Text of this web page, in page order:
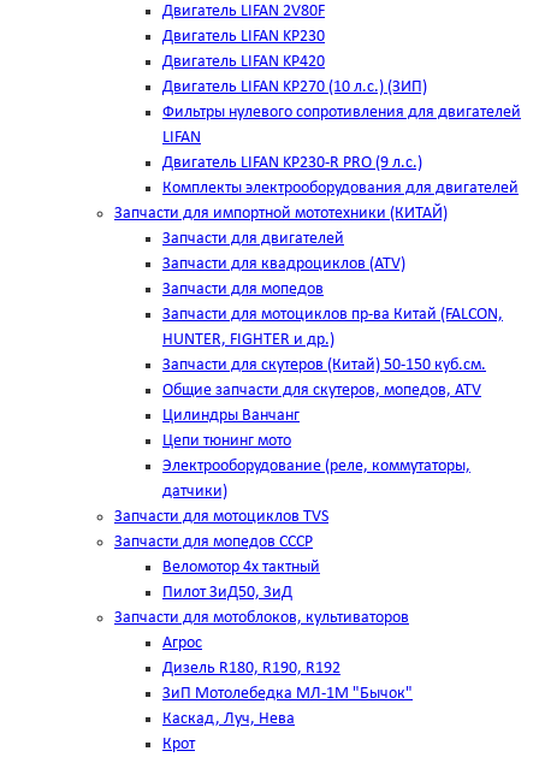
Двигатель LIFAN 2V80F
Двигатель LIFAN KP230
Двигатель LIFAN KP420
Двигатель LIFAN KP270 (10 л.с.) (ЗИП)
Фильтры нулевого сопротивления для двигателей
LIFAN
Двигатель LIFAN KP230-R PRO (9 л.с.)
Комплекты электрооборудования для двигателей
Запчасти для импортной мототехники (КИТАЙ)
Запчасти для двигателей
Запчасти для квадроциклов (ATV)
Запчасти для мопедов
Запчасти для мотоциклов пр-ва Китай (FALCON,
HUNTER, FIGHTER и др.)
Запчасти для скутеров (Китай) 50-150 куб.см.
Общие запчасти для скутеров, мопедов, ATV
Цилиндры Ванчанг
Цепи тюнинг мото
Электрооборудование (реле, коммутаторы,
датчики)
Запчасти для мотоциклов TVS
Запчасти для мопедов СССР
Веломотор 4х тактный
Пилот ЗиД50, ЗиД
Запчасти для мотоблоков, культиваторов
Агрос
Дизель R180, R190, R192
ЗиП Мотолебедка МЛ-1М "Бычок"
Каскад, Луч, Нева
Крот